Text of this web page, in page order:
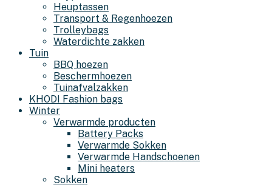
Heuptassen
Transport & Regenhoezen
Trolleybags
Waterdichte zakken
Tuin
BBQ hoezen
Beschermhoezen
Tuinafvalzakken
KHODI Fashion bags
Winter
Verwarmde producten
Battery Packs
Verwarmde Sokken
Verwarmde Handschoenen
Mini heaters
Sokken